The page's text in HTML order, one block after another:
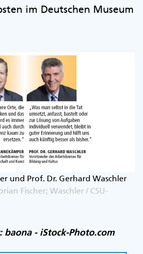
im Deutschen Museum
und Prof. Dr. Gerhard Waschler
Fischer; Waschler / CSU-
baona - iStock-Photo.com